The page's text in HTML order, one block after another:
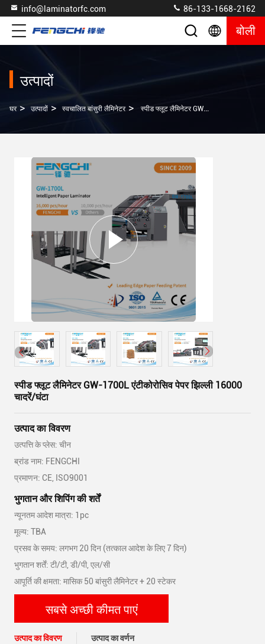
info@laminatorfc.com 86-133-1668-2162
बोली
उत्पादों
घर > उत्पादों > स्वचालित बांसुरी लैमिनेटर > स्पीड फ्लूट लैमिनेटर GW-1700L एंटीकोरोसिव पेपर झिल्ली 16000 चादरें/घंटा
स्पीड फ्लूट लैमिनेटर GW-1700L एंटीकोरोसिव पेपर झिल्ली 16000
चादरें/घंटा
उत्पाद का विवरण
उत्पत्ति के प्लेस: चीन
ब्रांड नाम: FENGCHI
प्रमाणन: CE, ISO9001
भुगतान और शिपिंग की शर्तें
न्यूनतम आदेश मात्रा: 1pc
मूल्य: TBA
प्रसव के समय: लगभग 20 दिन (तत्काल आदेश के लिए 7 दिन)
भुगतान शर्तें: टी/टी, डी/पी, एल/सी
आपूर्ति की क्षमता: मासिक 50 बांसुरी लैमिनेटर + 20 स्टेकर
सबसे अच्छी कीमत पाएं
उत्पाद का विवरण उत्पाद का वर्णन